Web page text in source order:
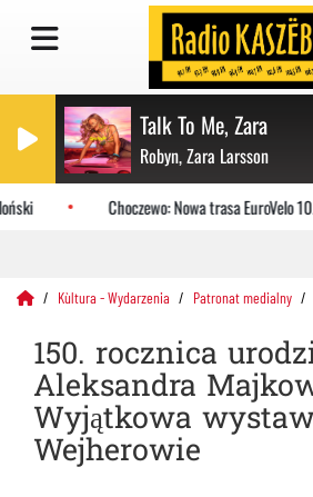
Talk To Me, Zara
Robyn, Zara Larsson
Choczewo: Nowa trasa EuroVelo
Kùltura - Wydarzenia Patronat medialny
150. rocznica
Aleksandra
Wyjątkowa
Wejherowie